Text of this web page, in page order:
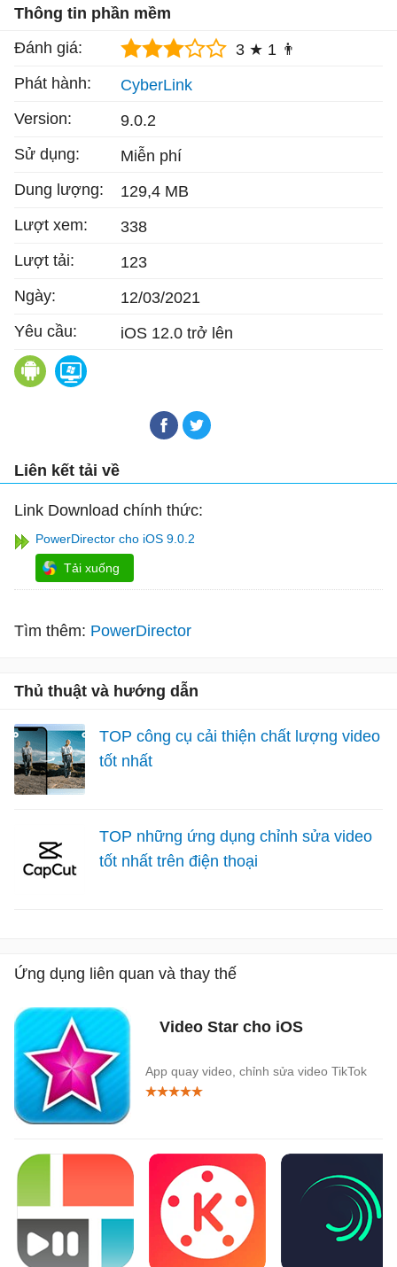
Thông tin phần mềm
Đánh giá:
3 ★ 1 👨
Phát hành:
CyberLink
Version:
9.0.2
Sử dụng:
Miễn phí
Dung lượng:
129,4 MB
Lượt xem:
338
Lượt tải:
123
Ngày:
12/03/2021
Yêu cầu:
iOS 12.0 trở lên
PowerDirector cho Android
Liên kết tải về
Link Download chính thức:
PowerDirector cho iOS 9.0.2
Tải xuống
Tìm thêm: PowerDirector
Thủ thuật và hướng dẫn
TOP công cụ cải thiện chất lượng video
tốt nhất
TOP những ứng dụng chỉnh sửa video
tốt nhất trên điện thoại
Ứng dụng liên quan và thay thế
Video Star cho iOS
App quay video, chỉnh sửa video TikTok